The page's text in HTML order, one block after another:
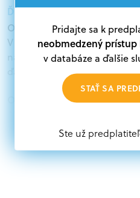
Ďalšie informácie:
Oprávnení žiadatelia:
V databáze grantov a dotácií
nájdete aktuálne výzvy z
ďalších zdrojov.
Oprávnení partneri:
subjekt, komerčný alebo
mimovládne organizácie
Nórsku alebo na Slovensku,
Pridajte sa k
neobmedzený
v databáze a ďalšie
STAŤ SA
Ste už